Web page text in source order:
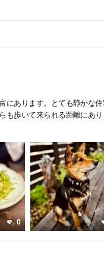
にあります。とても静かな
も歩いて来られる距離にあり
0